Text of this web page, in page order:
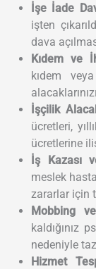
İşe İade
işten
dava
Kıdem ve
kıdem
İşçilik
ücretleri,
ücretlerine
İş Kazası
meslek
zararlar için
Mobbing ve
kaldığınız
nedeniyle
Hizmet